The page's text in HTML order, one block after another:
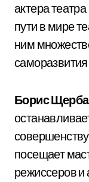
актера
пути в мире
ним
Борис
посещает
режиссеров и